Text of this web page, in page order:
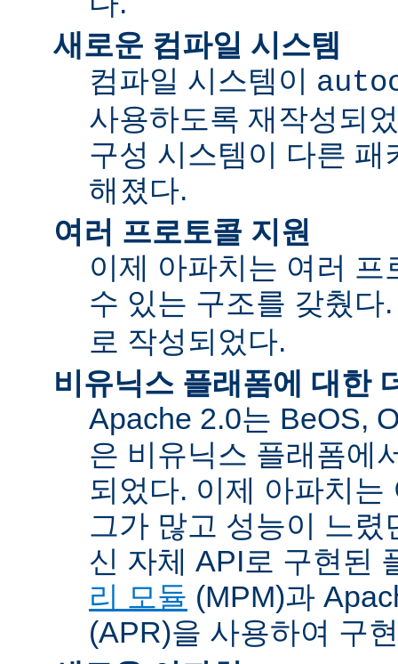
새로운 컴파일 시스템
컴파일 시스템이
사용하도록 재작성되
구성 시스템이 다른 패
해졌다.
여러 프로토콜 지원
이제 아파치는 여러
수 있는 구조를 갖췄
로 작성되었다.
비유닉스 플래폼에 대한
Apache 2.0는 BeOS,
은 비유닉스 플래폼에
되었다. 이제 아파치
그가 많고 성능이 느
신 자체 API로 구현된
리 모듈 (MPM)과
(APR)을 사용하여 구